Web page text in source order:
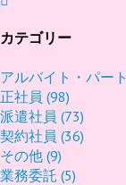
カテゴリー
アルバイト・パート
正社員 (98)
派遣社員 (73)
契約社員 (36)
その他 (9)
業務委託 (5)